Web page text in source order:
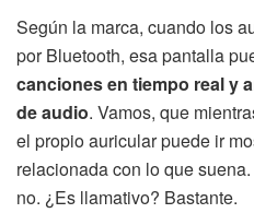
Según la marca, cuando los
por Bluetooth, esa pantalla
canciones en tiempo real y
de audio. Vamos, que
el propio auricular puede ir
relacionada con lo que
no. ¿Es llamativo? Bastante.